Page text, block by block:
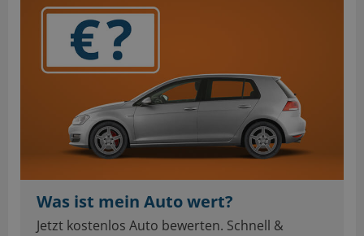
Was ist mein Auto wert?
Jetzt kostenlos Auto bewerten. Schnell &